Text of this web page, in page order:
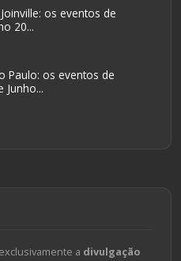
os eventos de
20...
Paulo: os eventos de
Junho...
a divulgação